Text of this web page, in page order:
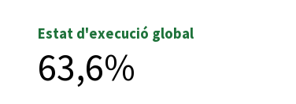
Estat d'execució global
63,6%